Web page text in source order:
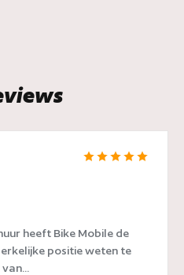
heeft Bike Mobile de
positie weten te